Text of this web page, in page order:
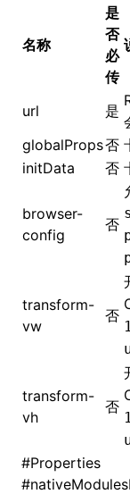
名称
是
否
必
传
url 是
globalProps否
initData
否
browser-
config
否
transform-
vw
否
transform-
vh
否
#Properties
#